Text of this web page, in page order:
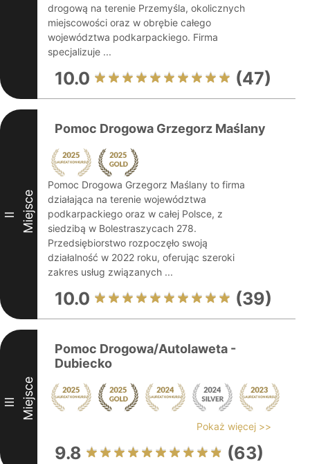
drogową na terenie Przemyśla, okolicznych
miejscowości oraz w obrębie całego
województwa podkarpackiego. Firma
specjalizuje ...
10.0 (47)
II Miejsce
Pomoc Drogowa Grzegorz Maślany
Pomoc Drogowa Grzegorz Maślany to firma
działająca na terenie województwa
podkarpackiego oraz w całej Polsce, z
siedzibą w Bolestraszycach 278.
Przedsiębiorstwo rozpoczęło swoją
działalność w 2022 roku, oferując szeroki
zakres usług związanych ...
10.0 (39)
III Miejsce
Pomoc Drogowa/Autolaweta -
Dubiecko
Pokaż więcej >>
9.8 (63)